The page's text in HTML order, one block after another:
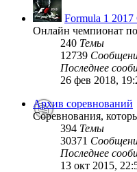
Formula 1 2017
Онлайн чемпионат по
240 Темы
12739
Последнее
26 фев 2018,
Архив соревнований
Соревнования,
394 Темы
30371
Последнее
13 окт 2015,